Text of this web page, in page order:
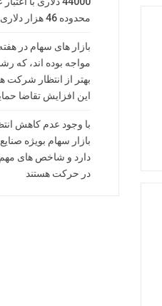
محدوده 46 هزار دلاری تقویت شده است
بازار های سهام در
مواجه بوده اند، که
بهتر از انتظار شرکت
این افزایش تقاضا
با وجود عدم کاهش
بازار سهام بویژه
دارد و شاخص های
در حرکت هستند